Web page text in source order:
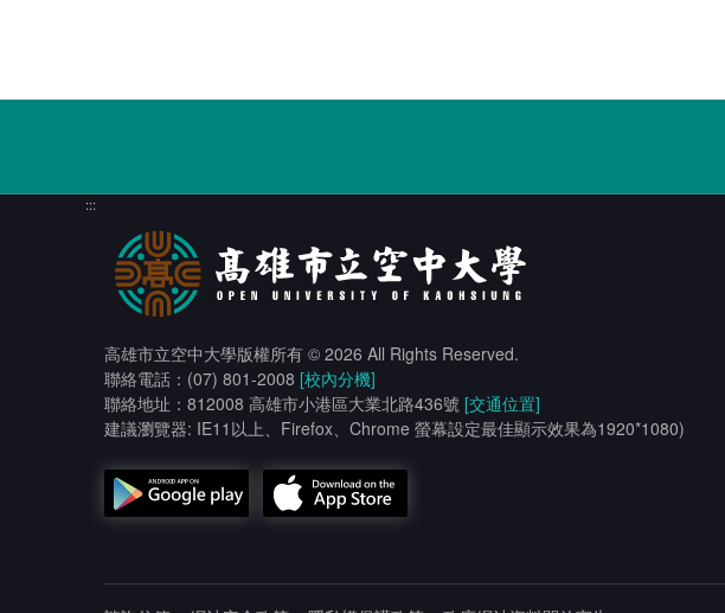
:::
高雄市立空中大學版權所有 © 2026 All Rights Reserved.
聯絡電話：(07) 801-2008 [校內分機]
聯絡地址：812008 高雄市小港區大業北路436號 [交通位置]
建議瀏覽器: IE11以上、Firefox、Chrome 螢幕設定最佳顯示效果為1920*1080)